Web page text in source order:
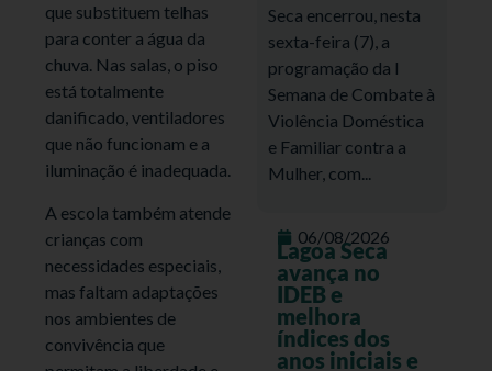
que substituem telhas
para conter a água da
chuva. Nas salas, o piso
está totalmente
danificado, ventiladores
que não funcionam e a
iluminação é inadequada.
A escola também atende
crianças com
necessidades especiais,
mas faltam adaptações
nos ambientes de
convivência que
Seca encerrou, nesta
sexta-feira (7), a
programação da I
Semana de Combate à
Violência Doméstica
e Familiar contra a
Mulher, com...
06/08/2026
Lagoa Seca
avança no
IDEB e
melhora
índices dos
anos iniciais e